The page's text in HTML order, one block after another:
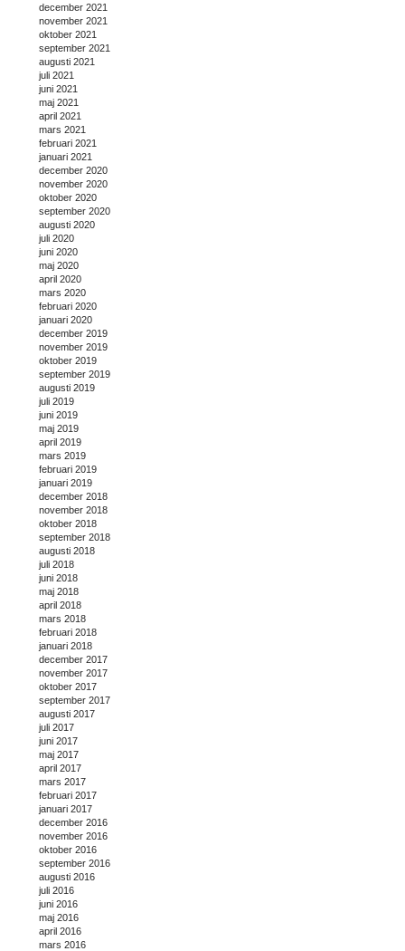
december 2021
november 2021
oktober 2021
september 2021
augusti 2021
juli 2021
juni 2021
maj 2021
april 2021
mars 2021
februari 2021
januari 2021
december 2020
november 2020
oktober 2020
september 2020
augusti 2020
juli 2020
juni 2020
maj 2020
april 2020
mars 2020
februari 2020
januari 2020
december 2019
november 2019
oktober 2019
september 2019
augusti 2019
juli 2019
juni 2019
maj 2019
april 2019
mars 2019
februari 2019
januari 2019
december 2018
november 2018
oktober 2018
september 2018
augusti 2018
juli 2018
juni 2018
maj 2018
april 2018
mars 2018
februari 2018
januari 2018
december 2017
november 2017
oktober 2017
september 2017
augusti 2017
juli 2017
juni 2017
maj 2017
april 2017
mars 2017
februari 2017
januari 2017
december 2016
november 2016
oktober 2016
september 2016
augusti 2016
juli 2016
juni 2016
maj 2016
april 2016
mars 2016